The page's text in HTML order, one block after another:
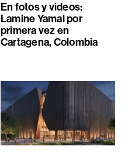
En fotos y videos:
Lamine Yamal por
primera vez en
Cartagena, Colombia